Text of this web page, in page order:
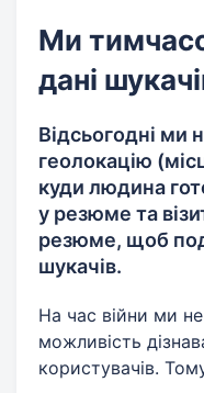
Ми
дані
Відсьогодні ми
геолокацію
куди людина
у резюме та
резюме, щоб
шукачів.
На час війни ми
можливість
користувачів.